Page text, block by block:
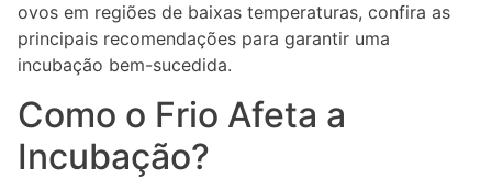
ovos em regiões de baixas temperaturas, confira as
principais recomendações para garantir uma
incubação bem-sucedida.
Como o Frio Afeta a
Incubação?